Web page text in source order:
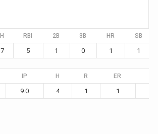
H RBI 2B 3B HR SB
7 5 1 0 1 1
IP H R ER
9.0 4 1 1